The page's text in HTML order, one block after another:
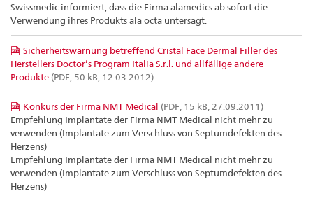
Swissmedic informiert, dass die Firma alamedics ab sofort die
Verwendung ihres Produkts ala octa untersagt.
Sicherheitswarnung betreffend Cristal Face Dermal Filler des
Herstellers Doctor’s Program Italia S.r.l. und allfällige andere
Produkte (PDF, 50 kB, 12.03.2012)
Konkurs der Firma NMT Medical (PDF, 15 kB, 27.09.2011)
Empfehlung Implantate der Firma NMT Medical nicht mehr zu
verwenden (Implantate zum Verschluss von Septumdefekten des
Herzens)
Empfehlung Implantate der Firma NMT Medical nicht mehr zu
verwenden (Implantate zum Verschluss von Septumdefekten des
Herzens)